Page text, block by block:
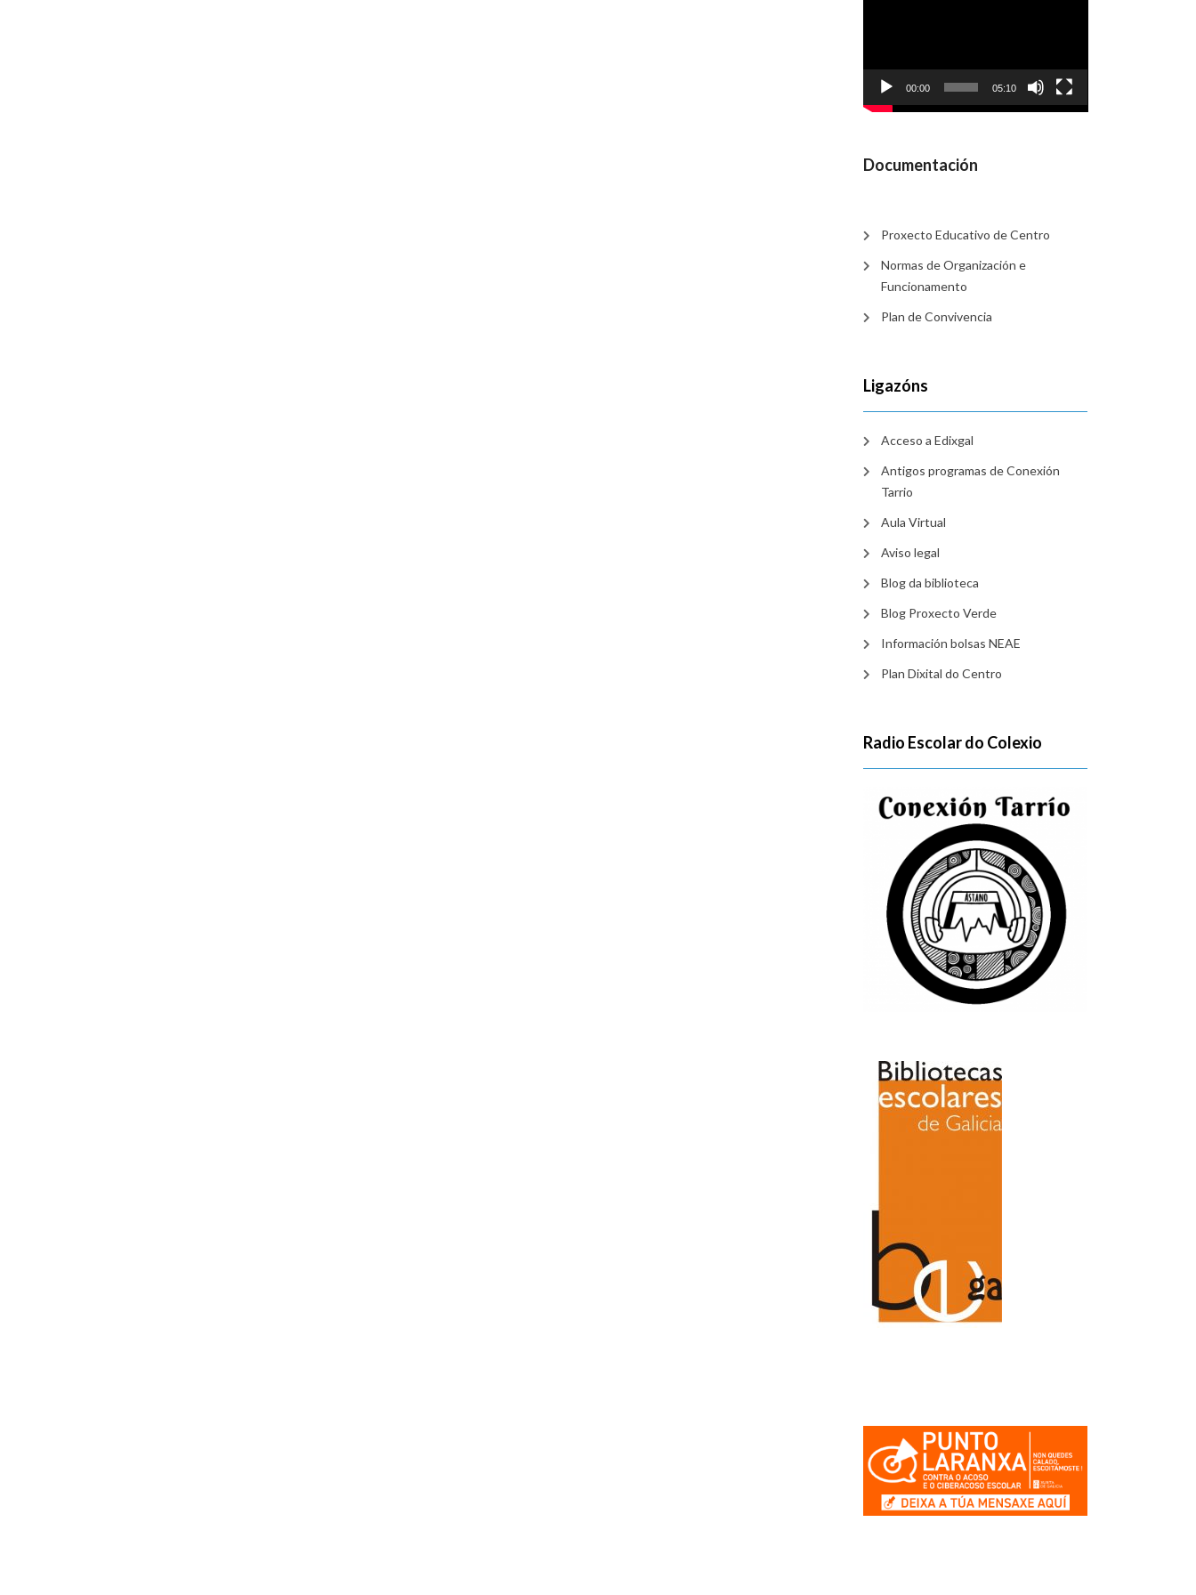
00:00 05:10
Documentación
Proxecto Educativo de Centro
Normas de Organización e
Funcionamento
Plan de Convivencia
Ligazóns
Acceso a Edixgal
Antigos programas de Conexión
Tarrio
Aula Virtual
Aviso legal
Blog da biblioteca
Blog Proxecto Verde
Información bolsas NEAE
Plan Dixital do Centro
Radio Escolar do Colexio